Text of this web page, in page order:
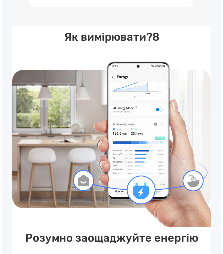
Як вимірювати?8
Розумно заощаджуйте енергію